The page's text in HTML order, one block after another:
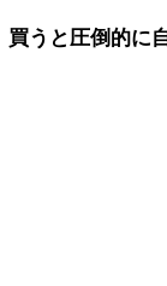
うと圧倒的に